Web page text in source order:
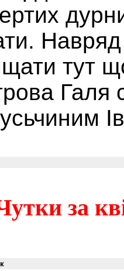
тут
Галя
за